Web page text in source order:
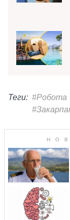
Теги: #Робота